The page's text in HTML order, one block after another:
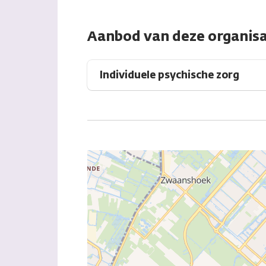
Aanbod van deze
Individuele psychische zorg